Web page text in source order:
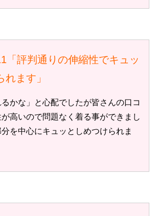
「評判通りの伸縮性でキュッ
れます」
かな」と心配でしたが皆さんの口コ
が高いので問題なく着る事ができまし
を中心にキュッとしめつけられま